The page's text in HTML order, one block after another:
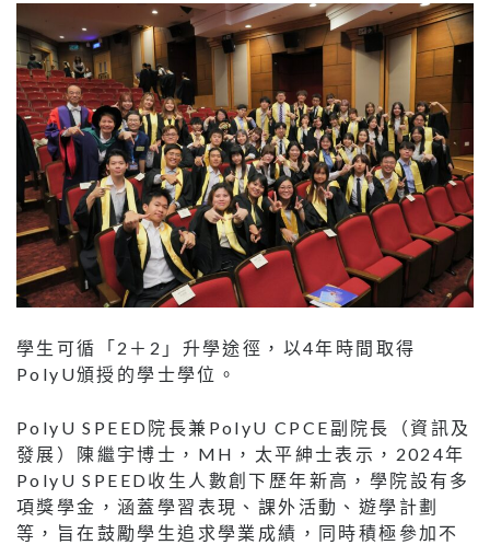
學生可循「2＋2」升學途徑，以4年時間取得
PolyU頒授的學士學位。
PolyU SPEED院長兼PolyU CPCE副院長（資訊及
發展）陳繼宇博士，MH，太平紳士表示，2024年
PolyU SPEED收生人數創下歷年新高，學院設有多
項獎學金，涵蓋學習表現、課外活動、遊學計劃
等，旨在鼓勵學生追求學業成績，同時積極參加不